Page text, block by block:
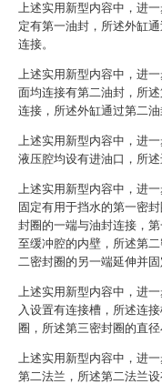
上述实用新型内容中，进
定有第一油封，所述外缸
连接。
上述实用新型内容中，进
面均连接有第二油封，所
连接，所述外缸通过第二油
上述实用新型内容中，进
液压腔均设有进油口，所
上述实用新型内容中，进
固定有用于挡水的第一密
封圈的一端与油封连接，
至缓冲腔的内壁，所述第
二密封圈的另一端延伸并固
上述实用新型内容中，进
入设置有连接槽，所述连
圈，所述第三密封圈的直
上述实用新型内容中，进
第二法兰，所述第二法兰